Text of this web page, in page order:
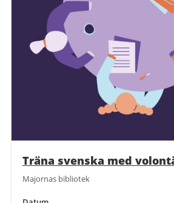
Träna svenska med
Majornas bibliotek